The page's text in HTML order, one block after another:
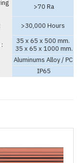
>70 Ra
>30,000 Hours
35 x 65 x 500 mm.
35 x 65 x 1000 mm.
Aluminums Alloy / PC
IP65